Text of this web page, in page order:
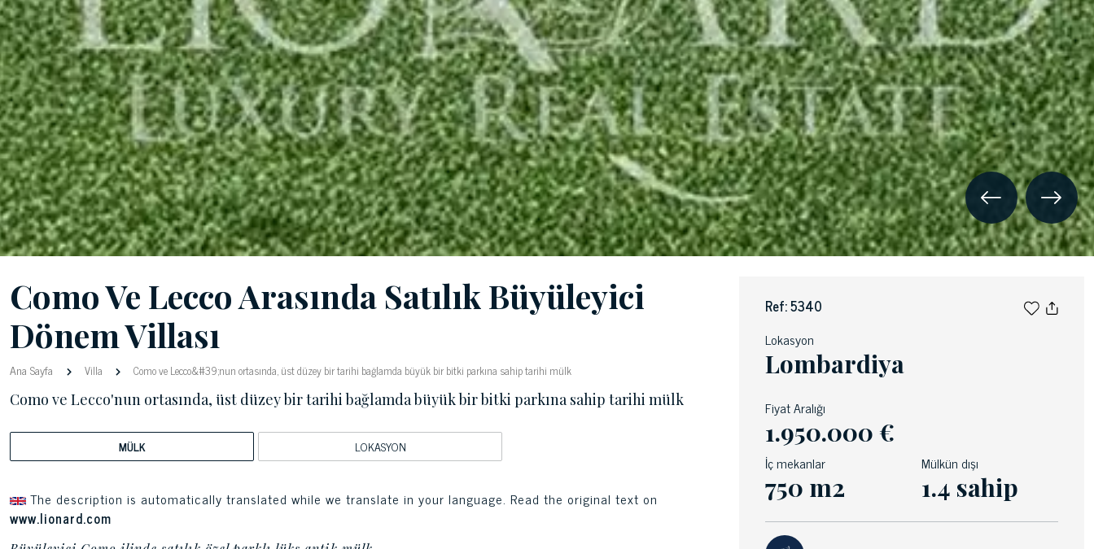
Como Ve Lecco Arasında Satılık Büyüleyici
Dönem Villası
Ana Sayfa Villa Como ve Lecco&#39;nun ortasında, üst düzey bir tarihi bağlamda büyük bir bitki parkına sahip tarihi mülk
Como ve Lecco'nun ortasında, üst düzey bir tarihi bağlamda büyük bir bitki parkına sahip tarihi mülk
MÜLK LOKASYON
The description is automatically translated while we translate in your language. Read the original text on
www.lionard.com
Ref: 5340
Lokasyon
Lombardiya
Fiyat Aralığı
1.950.000 €
İç mekanlar
750 m2
Mülkün dışı
1.4 sahip